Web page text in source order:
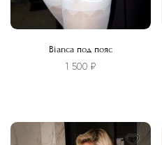
Bianca под пояс
1 500 ₽
товар